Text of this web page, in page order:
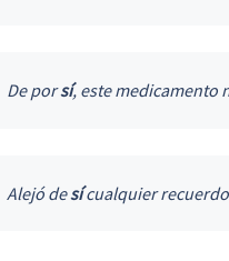
De porsí, este medicamento
Alejó desícualquier